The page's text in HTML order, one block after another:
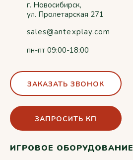
г. Новосибирск,
ул. Пролетарская 271
sales@antexplay.com
пн-пт 09:00-18:00
ЗАКАЗАТЬ ЗВОНОК
ЗАПРОСИТЬ КП
ИГРОВОЕ ОБОРУДОВАНИЕ